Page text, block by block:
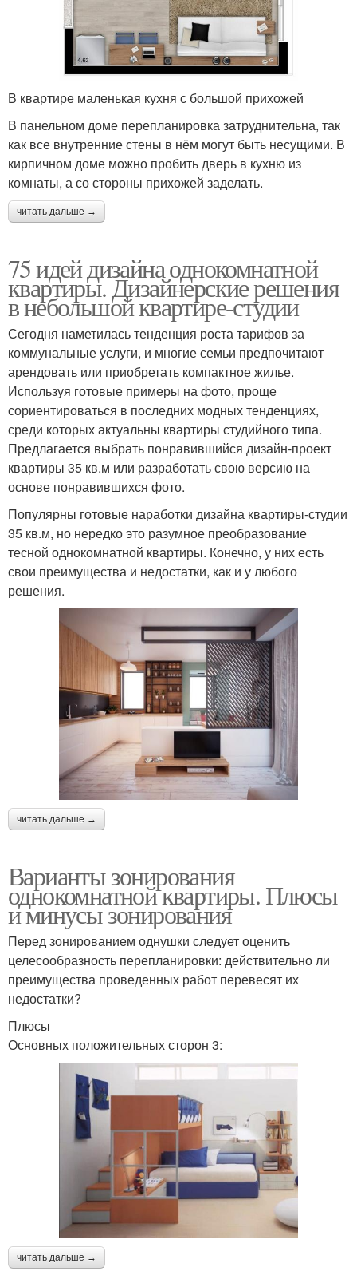
В квартире маленькая кухня с большой прихожей
В панельном доме перепланировка затруднительна, так
как все внутренние стены в нём могут быть несущими. В
кирпичном доме можно пробить дверь в кухню из
комнаты, а со стороны прихожей заделать.
читать дальше →
75 идей дизайна однокомнатной
квартиры. Дизайнерские решения
в небольшой квартире-студии
Сегодня наметилась тенденция роста тарифов за
коммунальные услуги, и многие семьи предпочитают
арендовать или приобретать компактное жилье.
Используя готовые примеры на фото, проще
сориентироваться в последних модных тенденциях,
среди которых актуальны квартиры студийного типа.
Предлагается выбрать понравившийся дизайн-проект
квартиры 35 кв.м или разработать свою версию на
основе понравившихся фото.
Популярны готовые наработки дизайна квартиры-студии
35 кв.м, но нередко это разумное преобразование
тесной однокомнатной квартиры. Конечно, у них есть
свои преимущества и недостатки, как и у любого
решения.
читать дальше →
Варианты зонирования
однокомнатной квартиры. Плюсы
и минусы зонирования
Перед зонированием однушки следует оценить
целесообразность перепланировки: действительно ли
преимущества проведенных работ перевесят их
недостатки?
Плюсы
Основных положительных сторон 3:
читать дальше →